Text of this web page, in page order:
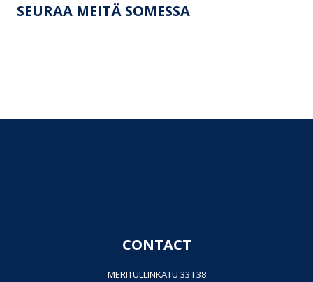
SEURAA MEITÄ SOMESSA
CONTACT
MERITULLINKATU 33 I 38